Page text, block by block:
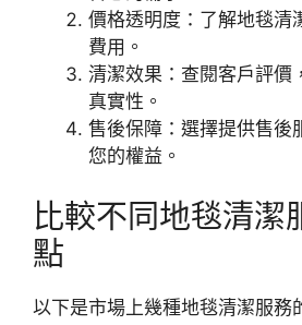
價格透明度：了解地毯清
費用。
清潔效果：查閱客戶評價
真實性。
售後保障：選擇提供售後
您的權益。
比較不同地毯清潔
點
以下是市場上幾種地毯清潔服務